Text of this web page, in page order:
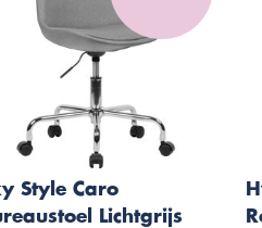
Style Caro
Lichtgrijs